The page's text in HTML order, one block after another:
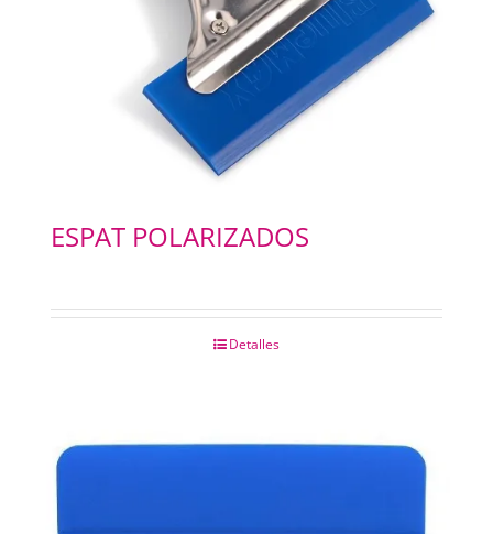
ESPAT POLARIZADOS
Detalles